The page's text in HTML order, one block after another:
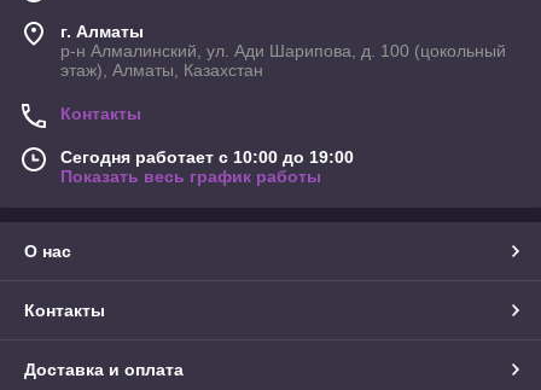
г. Алматы
р-н Алмалинский, ул. Ади Шарипова, д. 100 (цокольный
этаж), Алматы, Казахстан
Контакты
Сегодня работает с 10:00 до 19:00
Показать весь график работы
О нас
Контакты
Доставка и оплата